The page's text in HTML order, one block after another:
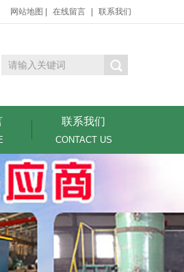
网站地图 在线留言 联系我们
联系我们
CONTACT US